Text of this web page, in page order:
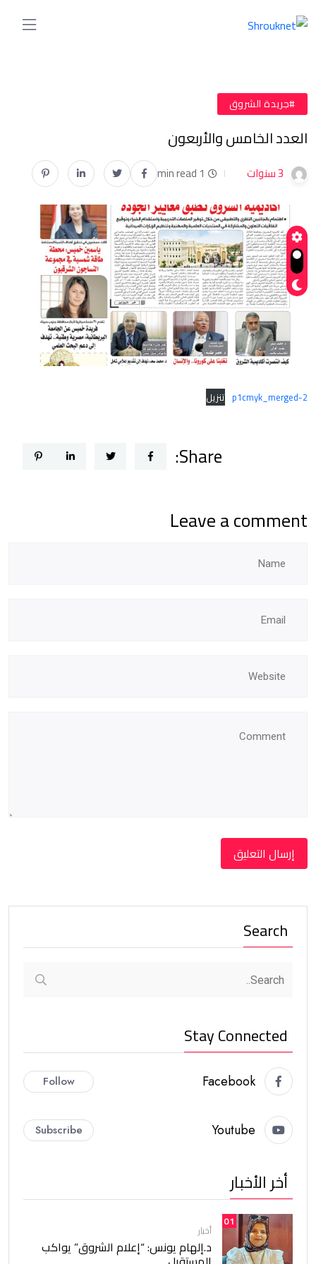
#جريدة الشروق
العدد الخامس والأربعون
3 سنوات 1 min read
p1cmyk_merged-2 تنزيل
Share:
Leave a comment
Search
Stay Connected
Facebook
Follow
Youtube
Subscribe
أخر الأخبار
01
أخبار
د.إلهام يونس: “إعلام الشروق” يواكب